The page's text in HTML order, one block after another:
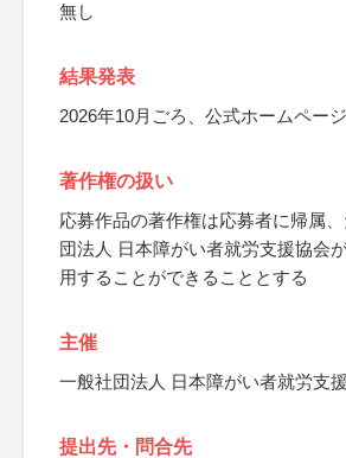
無し
結果発表
2026年10月ごろ、公式ホームペー
著作権の扱い
応募作品の著作権は応募者に帰属
団法人 日本障がい者就労支援協会
用することができることとする
主催
一般社団法人 日本障がい者就労支
提出先・問合先